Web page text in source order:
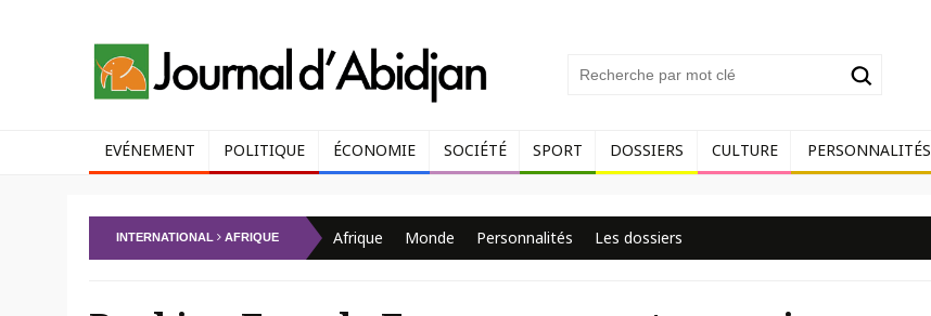
EVÉNEMENT POLITIQUE ÉCONOMIE SOCIÉTÉ SPORT DOSSIERS CULTURE PERSONNALITÉS
INTERNATIONAL AFRIQUE Afrique Monde Personnalités Les dossiers